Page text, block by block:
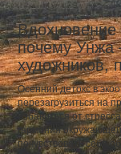
почему
художников,
Осенний детокс в
перезагрузиться на
избавиться от
гармония
почувствовать себя